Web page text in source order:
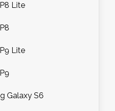
Lite
Lite
Galaxy S6